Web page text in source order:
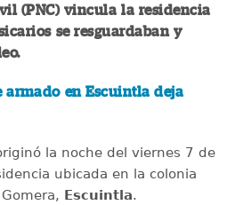
(PNC) vincula la residencia
se resguardaban y
armado en Escuintla deja
la noche del viernes 7 de
ubicada en la colonia
Escuintla.